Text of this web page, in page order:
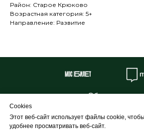
Район: Старое Крюково
Возрастная категория: 5+
Направление: Развитие
Об
Профилактика
Cookies
Этот веб-сайт использует файлы cookie,
удобнее просматривать веб-сайт.